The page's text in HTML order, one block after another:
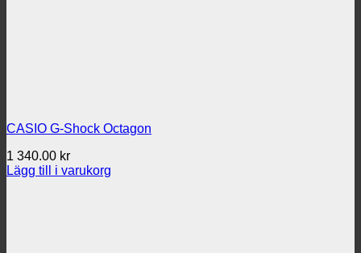
CASIO G-Shock Octagon
1 340.00 kr
Lägg till i varukorg